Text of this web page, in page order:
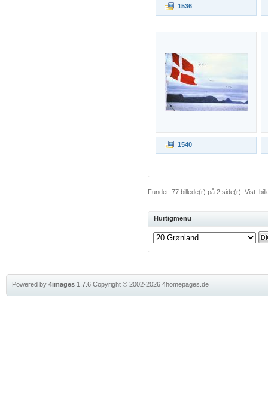
1536
1540
Fundet: 77 billede(r) på 2 side(r). Vist:
Hurtigmenu
Powered by 4images 1.7.6 Copyright © 2002-2026 4homepages.de